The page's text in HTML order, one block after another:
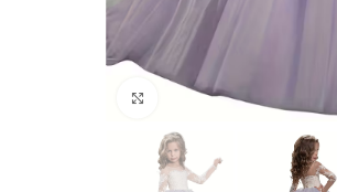
Click to enlarge